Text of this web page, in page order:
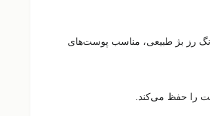
رز بژ طبیعی، مناسب پوست‌های
را حفظ می‌کند.